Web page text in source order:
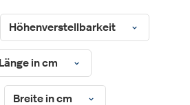
Höhenverstellbarkeit
Länge in cm
Breite in cm